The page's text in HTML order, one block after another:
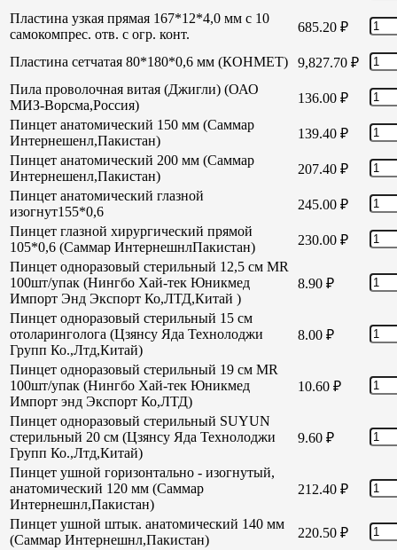
Пластина узкая прямая 167*12*4,0 мм с 10
самокомпрес. отв. с огр. конт.
685.20 ₽
Пластина сетчатая 80*180*0,6 мм (КОНМЕТ) 9,827.70 ₽
Пила проволочная витая (Джигли) (ОАО
МИЗ-Ворсма,Россия)
136.00 ₽
Пинцет анатомический 150 мм (Саммар
Интернешенл,Пакистан)
139.40 ₽
Пинцет анатомический 200 мм (Саммар
Интернешенл,Пакистан)
207.40 ₽
Пинцет анатомический глазной
изогнут155*0,6
245.00 ₽
Пинцет глазной хирургический прямой
105*0,6 (Саммар ИнтернешнлПакистан)
230.00 ₽
Пинцет одноразовый стерильный 12,5 см MR
100шт/упак (Нингбо Хай-тек Юникмед
Импорт Энд Экспорт Ко,ЛТД,Китай )
8.90 ₽
Пинцет одноразовый стерильный 15 см
отоларинголога (Цзянсу Яда Технолоджи
Групп Ко.,Лтд,Китай)
8.00 ₽
Пинцет одноразовый стерильный 19 см MR
100шт/упак (Нингбо Хай-тек Юникмед
Импорт энд Экспорт Ко,ЛТД)
10.60 ₽
Пинцет одноразовый стерильный SUYUN
стерильный 20 см (Цзянсу Яда Технолоджи
Групп Ко.,Лтд,Китай)
9.60 ₽
Пинцет ушной горизонтально - изогнутый,
анатомический 120 мм (Саммар
Интернешнл,Пакистан)
212.40 ₽
Пинцет ушной штык. анатомический 140 мм
(Саммар Интернешнл,Пакистан)
220.50 ₽